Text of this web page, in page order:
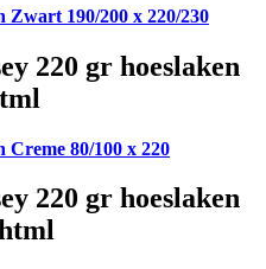
Zwart 190/200 x 220/230
220 gr hoeslaken
Creme 80/100 x 220
220 gr hoeslaken